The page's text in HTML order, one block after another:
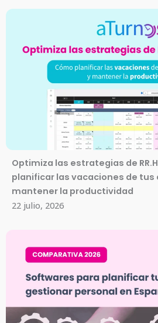
Optimiza las estrategias de
planificar las vacaciones de tus
mantener la productividad
22 julio, 2026